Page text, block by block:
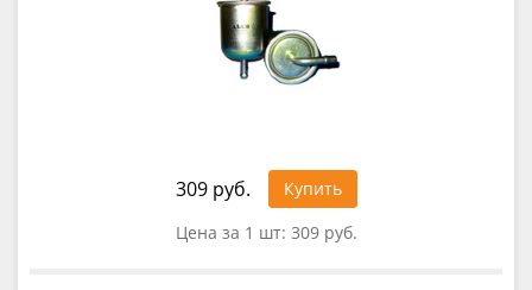
309 руб.
Купить
Цена за 1 шт: 309 руб.